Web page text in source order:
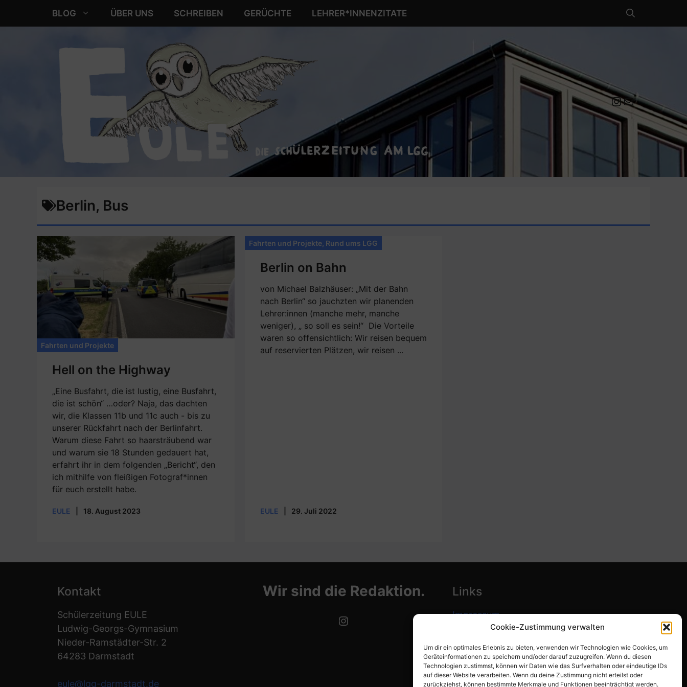
Cookie-Zustimmung verwalten
Um dir ein optimales Erlebnis zu bieten, verwenden wir Technologien wie Cookies, um
Geräteinformationen zu speichern und/oder darauf zuzugreifen. Wenn du diesen
Technologien zustimmst, können wir Daten wie das Surfverhalten oder eindeutige IDs
auf dieser Website verarbeiten. Wenn du deine Zustimmung nicht erteilst oder
zurückziehst, können bestimmte Merkmale und Funktionen beeinträchtigt werden.
BLOG ÜBER UNS SCHREIBEN GERÜCHTE LEHRER*INNENZITATE
Instagram
Mail an die EULE Redaktion
Berlin, Bus
Fahrten und Projekte
Hell on the Highway
„Eine Busfahrt, die ist lustig, eine Busfahrt,
die ist schön“ …oder? Naja, das dachten
wir, die Klassen 11b und 11c auch - bis zu
unserer Rückfahrt nach der Berlinfahrt.
Warum diese Fahrt so haarsträubend war
und warum sie 18 Stunden gedauert hat,
erfahrt ihr in dem folgenden „Bericht“, den
ich mithilfe von fleißigen Fotograf*innen
für euch erstellt habe.
EULE 18. August 2023
Fahrten und Projekte, Rund ums LGG
Berlin on Bahn
von Michael Balzhäuser: „Mit der Bahn
nach Berlin“ so jauchzten wir planenden
Lehrer:innen (manche mehr, manche
weniger), „ so soll es sein!“ Die Vorteile
waren so offensichtlich: Wir reisen bequem
auf reservierten Plätzen, wir reisen ...
EULE 29. Juli 2022
Kontakt
Schülerzeitung EULE
Ludwig-Georgs-Gymnasium
Nieder-Ramstädter-Str. 2
64283 Darmstadt
eule@lgg-darmstadt.de
Wir sind die Redaktion.
Instagram
Links
Impressum
Datenschutzerklärung
Cookie-Richtlinie (EU)